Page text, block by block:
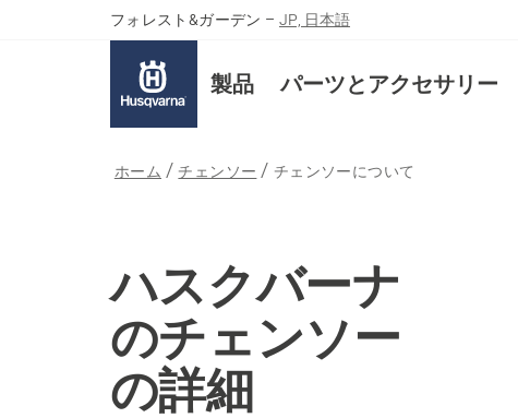
フォレスト&ガーデン – JP, 日本語
製品 パーツとアクセサリー
ホーム チェンソー チェンソーについて
ハスクバーナ
のチェンソー
の詳細